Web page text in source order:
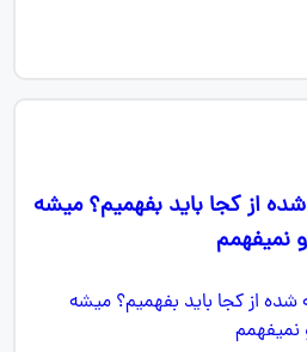
شده از کجا باید بفهمیم؟ میشه